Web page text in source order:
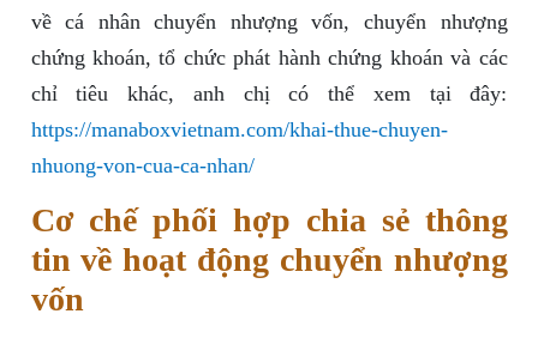
về cá nhân chuyển nhượng vốn, chuyển nhượng
chứng khoán, tổ chức phát hành chứng khoán và các
chỉ tiêu khác, anh chị có thể xem tại đây:
https://manaboxvietnam.com/khai-thue-chuyen-
nhuong-von-cua-ca-nhan/
Cơ chế phối hợp chia sẻ thông
tin về hoạt động chuyển nhượng
vốn